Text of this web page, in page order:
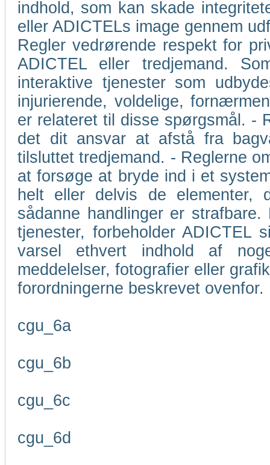
indhold, som kan skade
eller ADICTELs image gennem
Regler vedrørende respekt for
ADICTEL eller tredjemand.
interaktive tjenester som
injurierende, voldelige,
er relateret til disse spørgsmål. -
det dit ansvar at afstå fra
tilsluttet tredjemand. - Reglerne
at forsøge at bryde ind i et
helt eller delvis de elementer,
sådanne handlinger er
tjenester, forbeholder ADICTEL
varsel ethvert indhold af
meddelelser, fotografier eller
forordningerne beskrevet ovenfor.
cgu_6a
cgu_6b
cgu_6c
cgu_6d